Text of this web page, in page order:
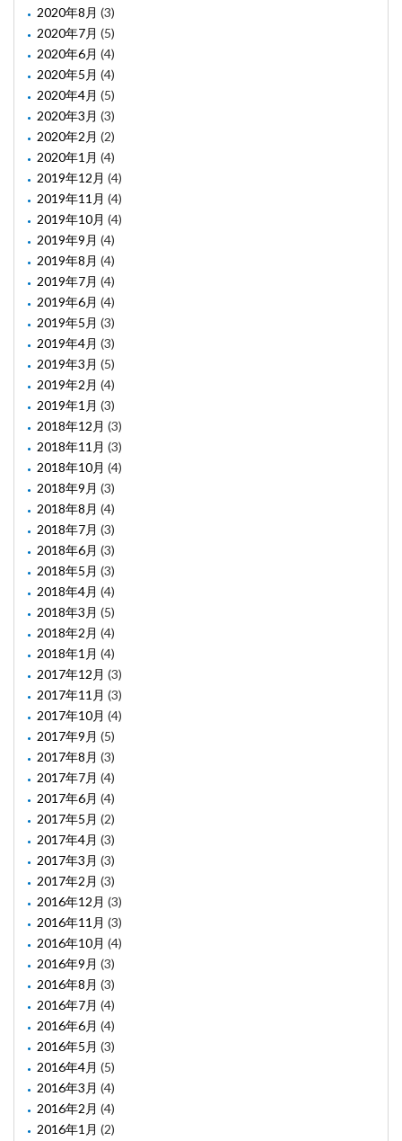
2020年8月 (3)
2020年7月 (5)
2020年6月 (4)
2020年5月 (4)
2020年4月 (5)
2020年3月 (3)
2020年2月 (2)
2020年1月 (4)
2019年12月 (4)
2019年11月 (4)
2019年10月 (4)
2019年9月 (4)
2019年8月 (4)
2019年7月 (4)
2019年6月 (4)
2019年5月 (3)
2019年4月 (3)
2019年3月 (5)
2019年2月 (4)
2019年1月 (3)
2018年12月 (3)
2018年11月 (3)
2018年10月 (4)
2018年9月 (3)
2018年8月 (4)
2018年7月 (3)
2018年6月 (3)
2018年5月 (3)
2018年4月 (4)
2018年3月 (5)
2018年2月 (4)
2018年1月 (4)
2017年12月 (3)
2017年11月 (3)
2017年10月 (4)
2017年9月 (5)
2017年8月 (3)
2017年7月 (4)
2017年6月 (4)
2017年5月 (2)
2017年4月 (3)
2017年3月 (3)
2017年2月 (3)
2016年12月 (3)
2016年11月 (3)
2016年10月 (4)
2016年9月 (3)
2016年8月 (3)
2016年7月 (4)
2016年6月 (4)
2016年5月 (3)
2016年4月 (5)
2016年3月 (4)
2016年2月 (4)
2016年1月 (2)